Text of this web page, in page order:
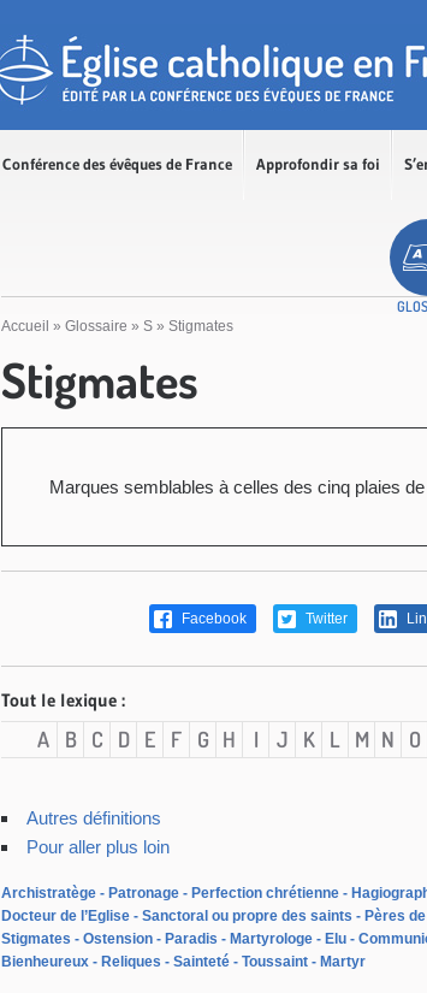
Conférence des évêques de France Approfondir sa foi
Accueil » Glossaire » S » Stigmates
Stigmates
Marques semblables à celles des cinq plaies
Facebook Twitter
Tout le lexique :
A B C D E F G H I J K L M N O
Autres définitions
Pour aller plus loin
Archistratège Patronage Perfection chrétienne
Docteur de l’Eglise
Sanctoral ou propre des saints Pères
Stigmates
Ostension Paradis Martyrologe Elu
Bienheureux
Reliques Sainteté Toussaint Martyr